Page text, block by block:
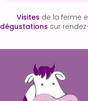
Visites de la ferme
dégustations sur